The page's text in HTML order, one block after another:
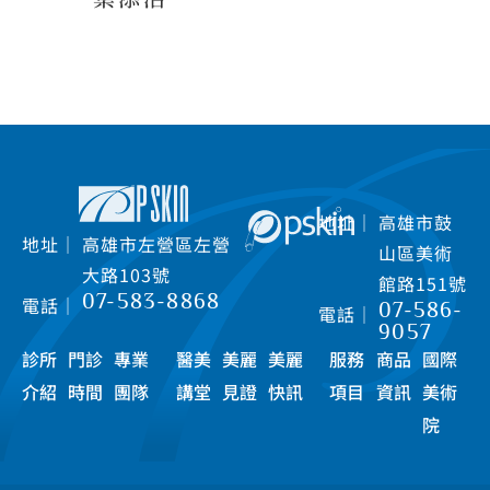
地址｜ 高雄市左營區左營
大路103號
電話｜ 07-583-8868
地址｜ 高雄市鼓
山區美術
館路151號
電話｜ 07-586-
9057
診所
介紹
門診
時間
專業
團隊
醫美
講堂
美麗
見證
美麗
快訊
服務
項目
商品
資訊
國際
美術
院